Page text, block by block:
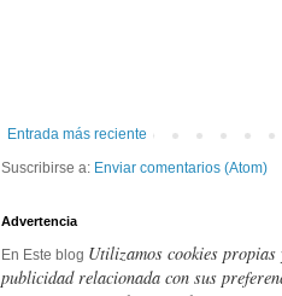
Entrada más reciente
Suscribirse a: Enviar comentarios (Atom)
Advertencia
En Este blog Utilizamos cookies
publicidad relacionada con sus